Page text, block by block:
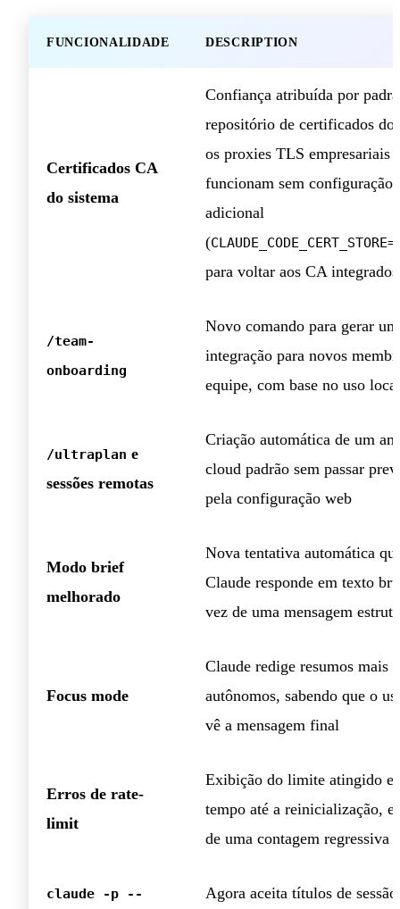
FUNCIONALIDADE DESCRIPTION
Certificados CA
do sistema
Confiança atribuída por
repositório de certificados
os proxies TLS empresariais
funcionam sem configuração
adicional
(
para voltar aos CA
/team-
onboarding
Novo comando para gerar
integração para novos
equipe, com base no uso local
/ultraplan e
sessões remotas
Criação automática de um
cloud padrão sem passar
pela configuração web
Modo brief
melhorado
Nova tentativa automática
Claude responde em texto
vez de uma mensagem
Focus mode
Claude redige resumos mais
autônomos, sabendo que o
vê a mensagem final
Erros de rate-
limit
Exibição do limite atingido e
tempo até a reinicialização,
de uma contagem regressiva
claude -p --
Agora aceita títulos de sessão